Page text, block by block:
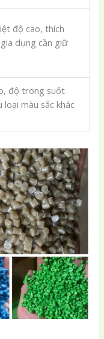
độ cao, thích
dụng cần giữ
độ trong suốt
màu sắc khác